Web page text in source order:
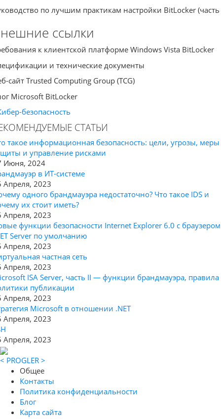
по лучшим практикам настройки BitLocker (часть
ссылки
к клиентской платформе Windows Vista BitLocker
и технические документы
сайт Trusted Computing Group (TCG)
Microsoft BitLocker
безопасность
СТАТЬИ
такое информационная безопасность: цели, угрозы, меры
и управление рисками
Июня, 2024
в ИТ-системе
Апреля, 2023
одного брандмауэра недостаточно? Что такое IDS и
их стоит иметь?
Апреля, 2023
функции безопасности Internet Explorer 6.0 с браузером
Server по умолчанию
Апреля, 2023
частная сеть
Апреля, 2023
ISA Server, часть II — функции брандмауэра, правила
публикации
Апреля, 2023
Microsoft в отношении .NET
Апреля, 2023
Апреля, 2023
< PROGLER >
Общее
Контакты
Политика конфиденциальности
Блог
Карта сайта